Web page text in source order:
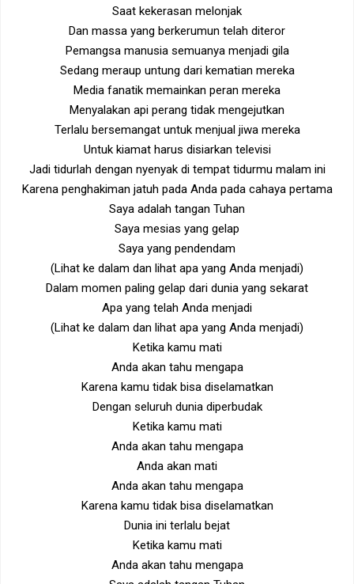
Saat kekerasan melonjak
Dan massa yang berkerumun telah diteror
Pemangsa manusia semuanya menjadi gila
Sedang meraup untung dari kematian mereka
Media fanatik memainkan peran mereka
Menyalakan api perang tidak mengejutkan
Terlalu bersemangat untuk menjual jiwa mereka
Untuk kiamat harus disiarkan televisi
Jadi tidurlah dengan nyenyak di tempat tidurmu malam ini
Karena penghakiman jatuh pada Anda pada cahaya pertama
Saya adalah tangan Tuhan
Saya mesias yang gelap
Saya yang pendendam
(Lihat ke dalam dan lihat apa yang Anda menjadi)
Dalam momen paling gelap dari dunia yang sekarat
Apa yang telah Anda menjadi
(Lihat ke dalam dan lihat apa yang Anda menjadi)
Ketika kamu mati
Anda akan tahu mengapa
Karena kamu tidak bisa diselamatkan
Dengan seluruh dunia diperbudak
Ketika kamu mati
Anda akan tahu mengapa
Anda akan mati
Anda akan tahu mengapa
Karena kamu tidak bisa diselamatkan
Dunia ini terlalu bejat
Ketika kamu mati
Anda akan tahu mengapa